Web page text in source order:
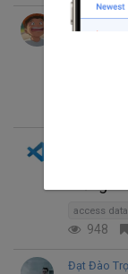
Quang thg
Redis -
access
948
Đạt Đào